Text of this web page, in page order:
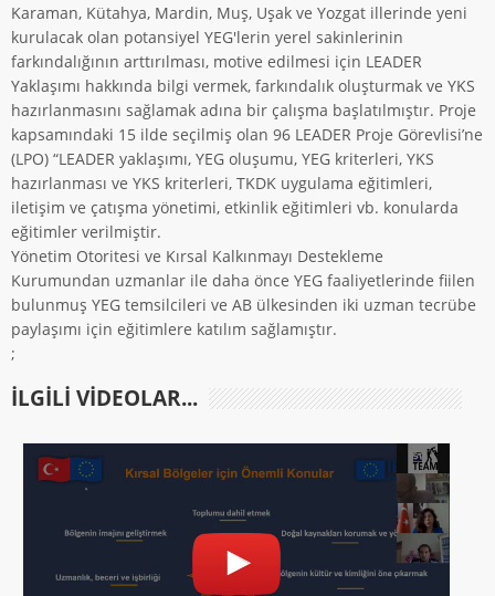
Karaman, Kütahya, Mardin, Muş, Uşak ve Yozgat illerinde yeni
kurulacak olan potansiyel YEG'lerin yerel sakinlerinin
farkındalığının arttırılması, motive edilmesi için LEADER
Yaklaşımı hakkında bilgi vermek, farkındalık oluşturmak ve YKS
hazırlanmasını sağlamak adına bir çalışma başlatılmıştır. Proje
kapsamındaki 15 ilde seçilmiş olan 96 LEADER Proje Görevlisi’ne
(LPO) “LEADER yaklaşımı, YEG oluşumu, YEG kriterleri, YKS
hazırlanması ve YKS kriterleri, TKDK uygulama eğitimleri,
iletişim ve çatışma yönetimi, etkinlik eğitimleri vb. konularda
eğitimler verilmiştir.
Yönetim Otoritesi ve Kırsal Kalkınmayı Destekleme
Kurumundan uzmanlar ile daha önce YEG faaliyetlerinde fiilen
bulunmuş YEG temsilcileri ve AB ülkesinden iki uzman tecrübe
paylaşımı için eğitimlere katılım sağlamıştır.
;
ILGILI VIDEOLAR...